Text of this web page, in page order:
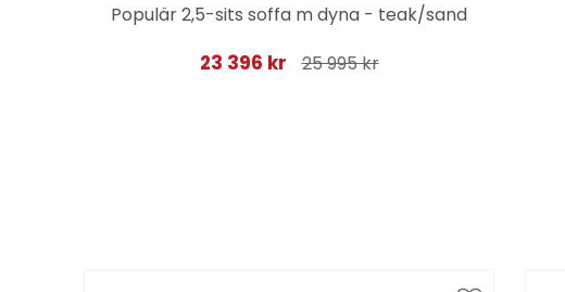
Populär 2,5-sits soffa m dyna - teak/sand
23 396 kr 25 995 kr